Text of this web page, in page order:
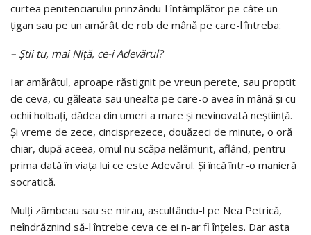
curtea penitenciarului prinzându-l întâmplător pe câte un
ţigan sau pe un amărât de rob de mână pe care-l întreba:
– Ştii tu, mai Niță, ce-i Adevărul?
Iar amărâtul, aproape răstignit pe vreun perete, sau proptit
de ceva, cu găleata sau unealta pe care-o avea în mână şi cu
ochii holbaţi, dădea din umeri a mare şi nevinovată neştiinţă.
Şi vreme de zece, cincisprezece, douăzeci de minute, o oră
chiar, după aceea, omul nu scăpa nelămurit, aflând, pentru
prima dată în viaţa lui ce este Adevărul. Şi încă într-o manieră
socratică.
Mulţi zâmbeau sau se mirau, ascultându-l pe Nea Petrică,
neîndrăznind să-l întrebe ceva ce ei n-ar fi înţeles. Dar asta